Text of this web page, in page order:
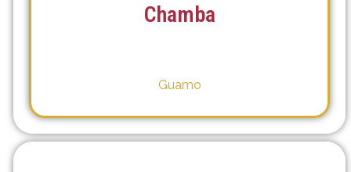
Chamba
Guamo